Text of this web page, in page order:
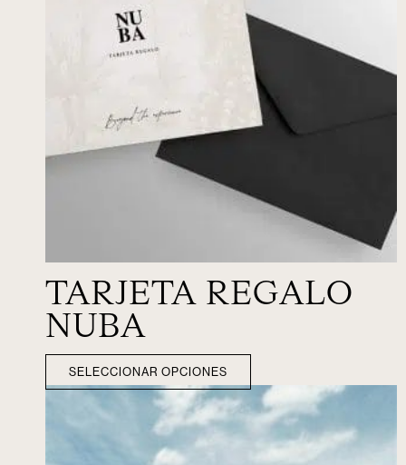
TARJETA REGALO
NUBA
SELECCIONAR OPCIONES